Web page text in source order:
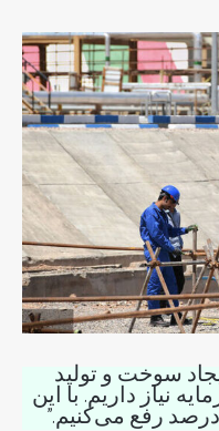
سوخت و تولید
میلیون سرمایه نیاز داریم. با این